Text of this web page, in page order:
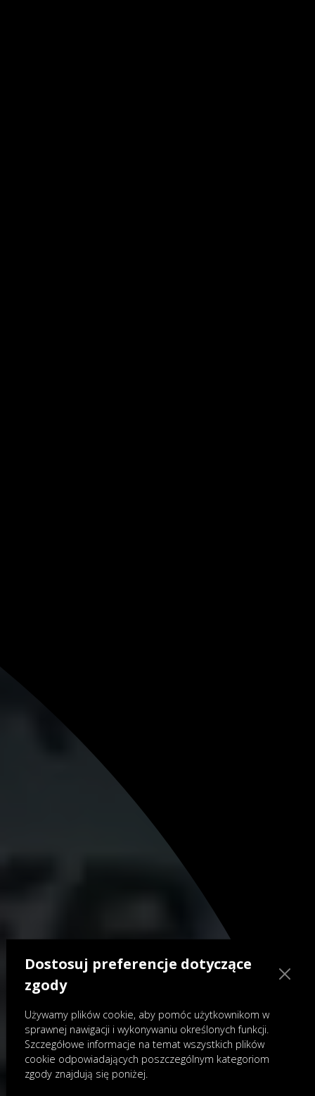
Dostosuj preferencje dotyczące
zgody
Używamy plików cookie, aby pomóc użytkownikom w
sprawnej nawigacji i wykonywaniu określonych funkcji.
Szczegółowe informacje na temat wszystkich plików
cookie odpowiadających poszczególnym kategoriom
zgody znajdują się poniżej.